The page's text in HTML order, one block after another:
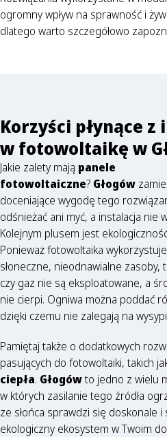
ogromny wpływ na sprawność i
dlatego warto szczegółowo
Korzyści płynące
w fotowoltaikę w
Jakie zalety mają panele
fotowoltaiczne? Głogów
doceniające wygodę tego
odśnieżać ani myć, a instalacja nie
Kolejnym plusem jest
Ponieważ fotowoltaika
słoneczne, nieodnawialne zasoby,
czy gaz nie są eksploatowane, a
nie cierpi. Ogniwa można poddać
dzięki czemu nie zalegają na
Pamiętaj także o dodatkowych
pasujących do fotowoltaiki, takich
ciepła. Głogówto jedno z wielu
w których zasilanie tego źródła
ze słońca sprawdzi się doskonale
ekologiczny ekosystem w Twoim